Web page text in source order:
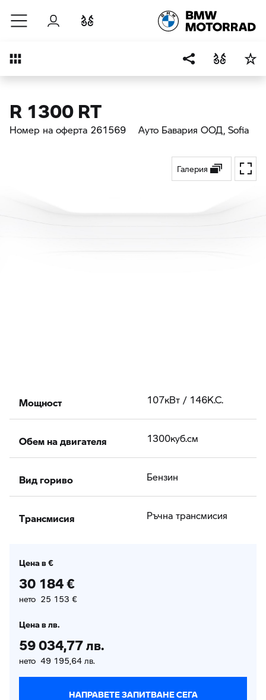
Към основното съдържание
Вход
Преглед
R 1300 RT
Номер на оферта 261569 Ауто Бавария ООД, Sofia
Галерия
Мощност 107кВт / 146К.С.
Обем на двигателя 1300куб.cм
Вид гориво Бензин
Tрансмисия Ръчна трансмисия
Цена в €
30 184 €
нето 25 153 €
Цена в лв.
59 034,77 лв.
нето 49 195,64 лв.
НАПРАВЕТЕ ЗАПИТВАНЕ СЕГА